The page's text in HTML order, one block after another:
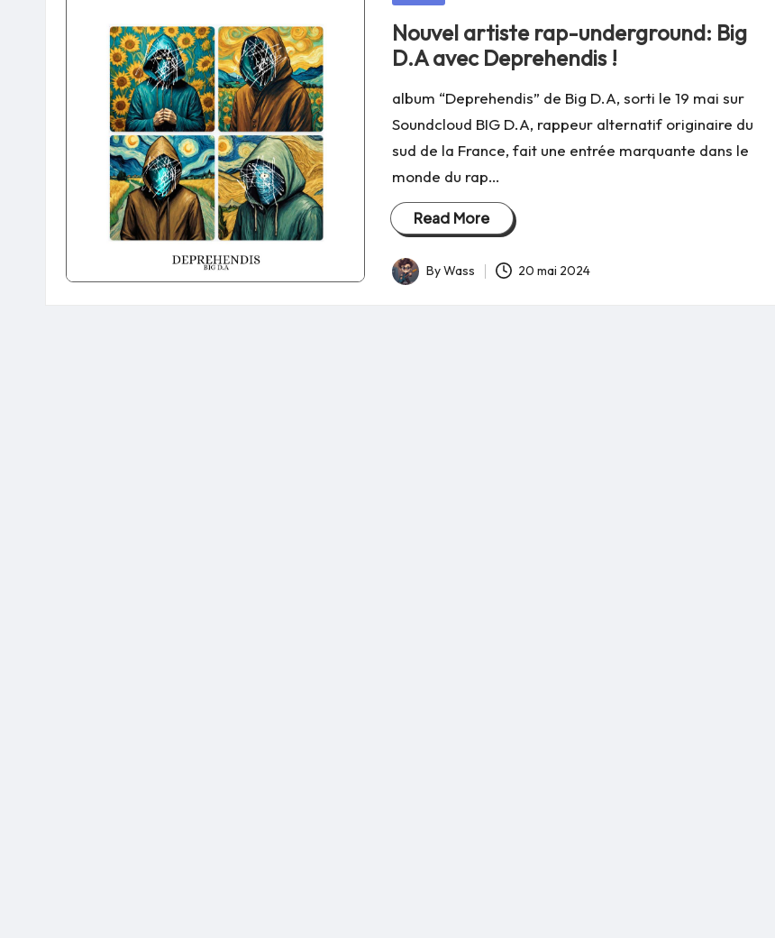
Nouvel artiste rap-underground: Big
D.A avec Deprehendis !
album “Deprehendis” de Big D.A, sorti le 19 mai sur
Soundcloud BIG D.A, rappeur alternatif originaire du
sud de la France, fait une entrée marquante dans le
monde du rap…
Read More
Posted
ByWass 20 mai 2024